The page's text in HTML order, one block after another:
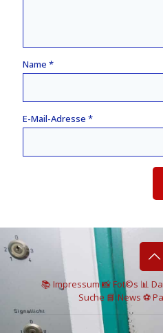
Name *
E-Mail-Adresse *
📚 Impressum📸Fot©s 📊
Suche 📘 News ⚽